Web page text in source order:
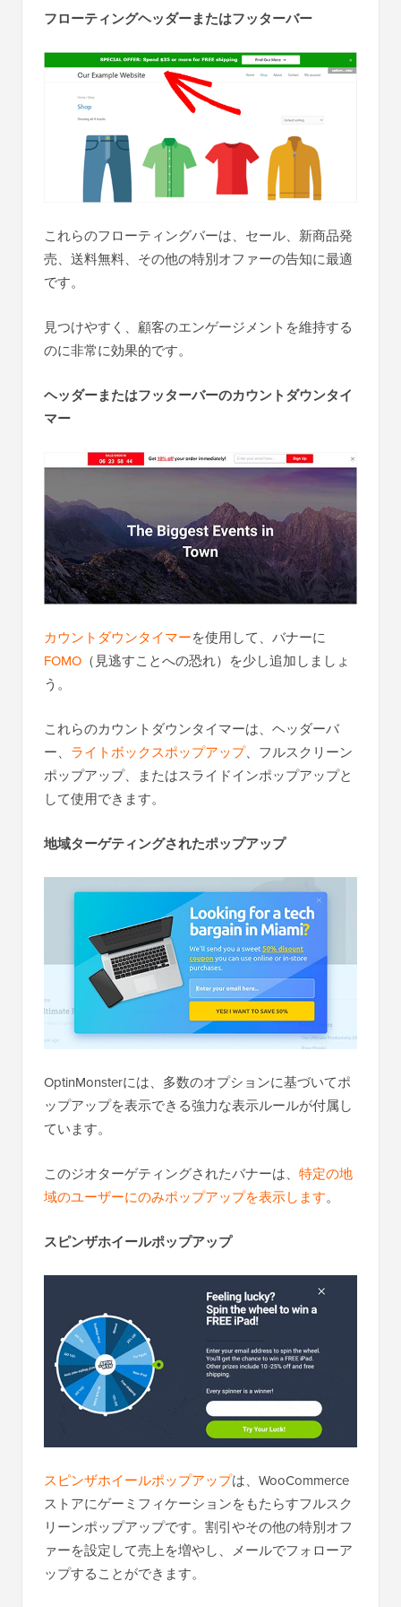
フローティングヘッダーまたはフッターバー
これらのフローティングバーは、セール、新商品発
売、送料無料、その他の特別オファーの告知に最適
です。
見つけやすく、顧客のエンゲージメントを維持する
のに非常に効果的です。
ヘッダーまたはフッターバーのカウントダウンタイ
マー
カウントダウンタイマーを使用して、バナーに
FOMO （見逃すことへの恐れ）を少し追加しましょ
う。
これらのカウントダウンタイマーは、ヘッダーバ
ー、 ライトボックスポップアップ、フルスクリーン
ポップアップ、またはスライドインポップアップと
して使用できます。
地域ターゲティングされたポップアップ
OptinMonsterには、多数のオプションに基づいてポ
ップアップを表示できる強力な表示ルールが付属し
ています。
このジオターゲティングされたバナーは、 特定の地
域のユーザーにのみポップアップを表示します。
スピンザホイールポップアップ
スピンザホイールポップアップは、WooCommerce
ストアにゲーミフィケーションをもたらすフルスク
リーンポップアップです。割引やその他の特別オフ
ァーを設定して売上を増やし、メールでフォローア
ップすることができます。